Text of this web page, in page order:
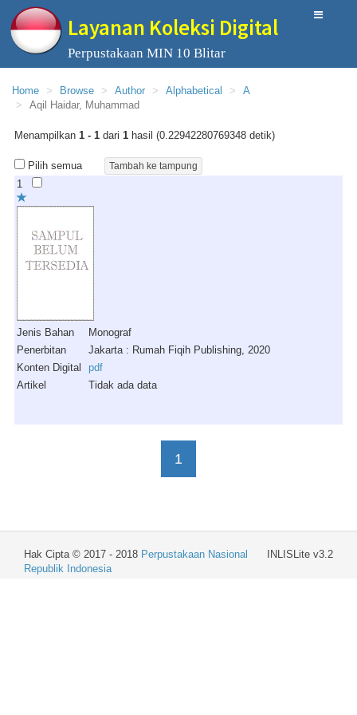
Layanan Koleksi Digital
Perpustakaan MIN 10 Blitar
Home Browse Author Alphabetical
A
Aqil Haidar, Muhammad
Menampilkan 1 - 1 dari 1 hasil (0.22942280769348 detik)
Pilih semua
1
Jenis Bahan
Monograf
Penerbitan
Jakarta : Rumah Fiqih Publishing, 2020
Konten Digital
pdf
Artikel
Tidak ada data
1
INLISLite v3.2
Hak Cipta © 2017 - 2018 Perpustakaan Nasional
Republik Indonesia